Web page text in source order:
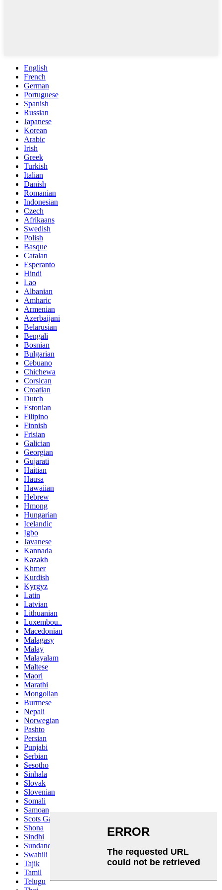
English
French
German
Portuguese
Spanish
Russian
Japanese
Korean
Arabic
Irish
Greek
Turkish
Italian
Danish
Romanian
Indonesian
Czech
Afrikaans
Swedish
Polish
Basque
Catalan
Esperanto
Hindi
Lao
Albanian
Amharic
Armenian
Azerbaijani
Belarusian
Bengali
Bosnian
Bulgarian
Cebuano
Chichewa
Corsican
Croatian
Dutch
Estonian
Filipino
Finnish
Frisian
Galician
Georgian
Gujarati
Haitian
Hausa
Hawaiian
Hebrew
Hmong
Hungarian
Icelandic
Igbo
Javanese
Kannada
Kazakh
Khmer
Kurdish
Kyrgyz
Latin
Latvian
Lithuanian
Luxembou..
Macedonian
Malagasy
Malay
Malayalam
Maltese
Maori
Marathi
Mongolian
Burmese
Nepali
Norwegian
Pashto
Persian
Punjabi
Serbian
Sesotho
Sinhala
Slovak
Slovenian
Somali
Samoan
Scots Gaelic
Shona
Sindhi
Sundanese
Swahili
Tajik
Tamil
Telugu